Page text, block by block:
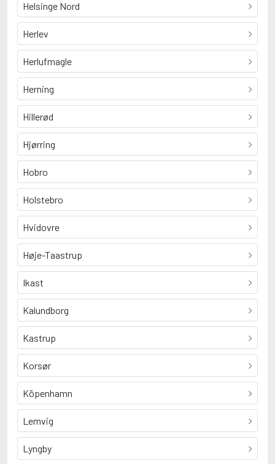
Helsinge Nord
Herlev
Herlufmagle
Herning
Hillerød
Hjørring
Hobro
Holstebro
Hvidovre
Høje-Taastrup
Ikast
Kalundborg
Kastrup
Korsør
Köpenhamn
Lemvig
Lyngby